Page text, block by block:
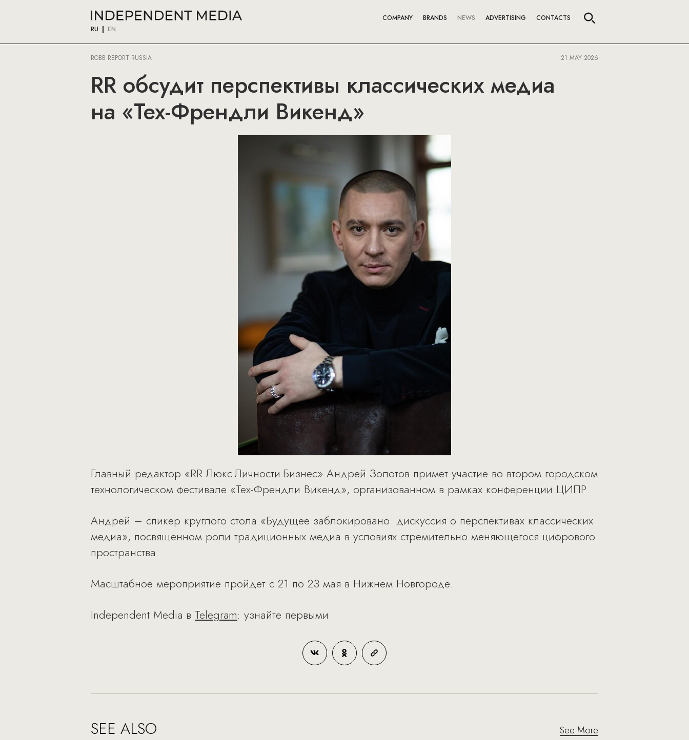
RU EN
COMPANY BRANDS NEWS ADVERTISING CONTACTS
ROBB REPORT RUSSIA 21 MAY 2026
RR обсудит перспективы классических медиа
на «Тех-Френдли Викенд»
Главный редактор «RR Люкс.Личности.Бизнес» Андрей Золотов примет участие во втором городском
технологическом фестивале «Тех-Френдли Викенд», организованном в рамках конференции ЦИПР.
Андрей – спикер круглого стола «Будущее заблокировано: дискуссия о перспективах классических
медиа», посвященном роли традиционных медиа в условиях стремительно меняющегося цифрового
пространства.
Масштабное мероприятие пройдет с 21 по 23 мая в Нижнем Новгороде.
Independent Media в Telegram: узнайте первыми
SEE ALSO See More